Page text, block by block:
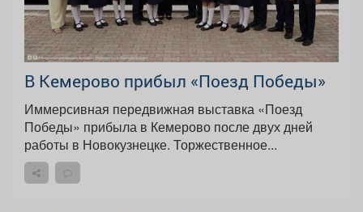
В Кемерово прибыл «Поезд Победы»
Иммерсивная передвижная выставка «Поезд
Победы» прибыла в Кемерово после двух дней
работы в Новокузнецке. Торжественное...